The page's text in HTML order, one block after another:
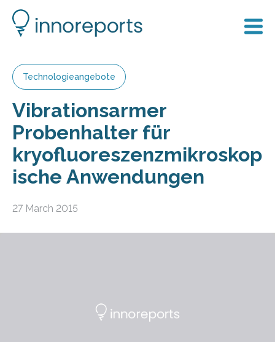
Technologieangebote
Vibrationsarmer
Probenhalter für
kryofluoreszenzmikroskop
ische Anwendungen
27 March 2015